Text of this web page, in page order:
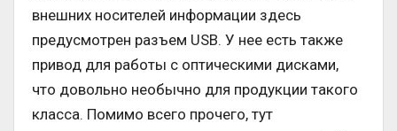
внешних носителей информации здесь
предусмотрен разъем USB. У нее есть также
привод для работы с оптическими дисками,
что довольно необычно для продукции такого
класса. Помимо всего прочего, тут